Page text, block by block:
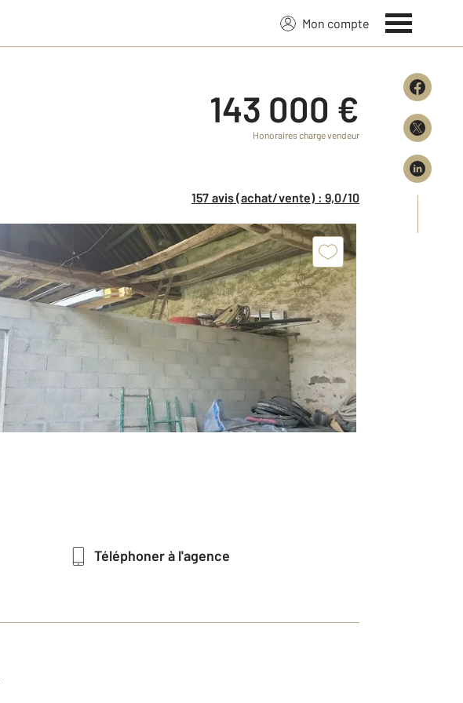
Mon compte
143 000 €
Honoraires charge vendeur
157 avis (achat/vente) : 9,0/10
Téléphoner à l'agence